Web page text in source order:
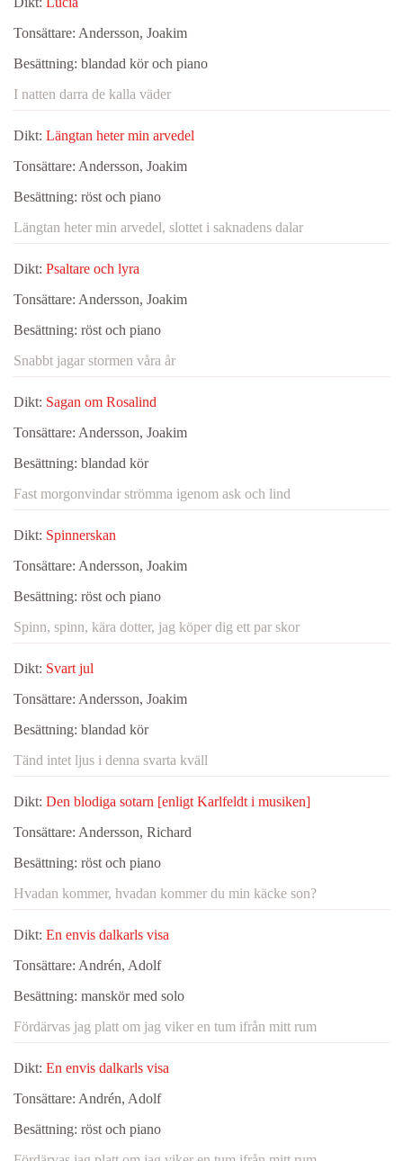
Tonsättare: Andersson, Joakim
Besättning: blandad kör och piano
I natten darra de kalla väder
Dikt: Längtan heter min arvedel
Tonsättare: Andersson, Joakim
Besättning: röst och piano
Längtan heter min arvedel, slottet i saknadens dalar
Dikt: Psaltare och lyra
Tonsättare: Andersson, Joakim
Besättning: röst och piano
Snabbt jagar stormen våra år
Dikt: Sagan om Rosalind
Tonsättare: Andersson, Joakim
Besättning: blandad kör
Fast morgonvindar strömma igenom ask och lind
Dikt: Spinnerskan
Tonsättare: Andersson, Joakim
Besättning: röst och piano
Spinn, spinn, kära dotter, jag köper dig ett par skor
Dikt: Svart jul
Tonsättare: Andersson, Joakim
Besättning: blandad kör
Tänd intet ljus i denna svarta kväll
Dikt: Den blodiga sotarn [enligt Karlfeldt i musiken]
Tonsättare: Andersson, Richard
Besättning: röst och piano
Hvadan kommer, hvadan kommer du min käcke son?
Dikt: En envis dalkarls visa
Tonsättare: Andrén, Adolf
Besättning: manskör med solo
Fördärvas jag platt om jag viker en tum ifrån mitt rum
Dikt: En envis dalkarls visa
Tonsättare: Andrén, Adolf
Besättning: röst och piano